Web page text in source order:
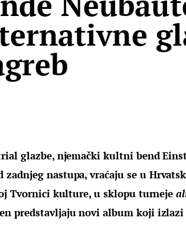
glazbe, njemački kultni bend
nastupa, vraćaju se u
Tvornici kulture, u sklopu turneje
predstavljaju novi album koji izlazi